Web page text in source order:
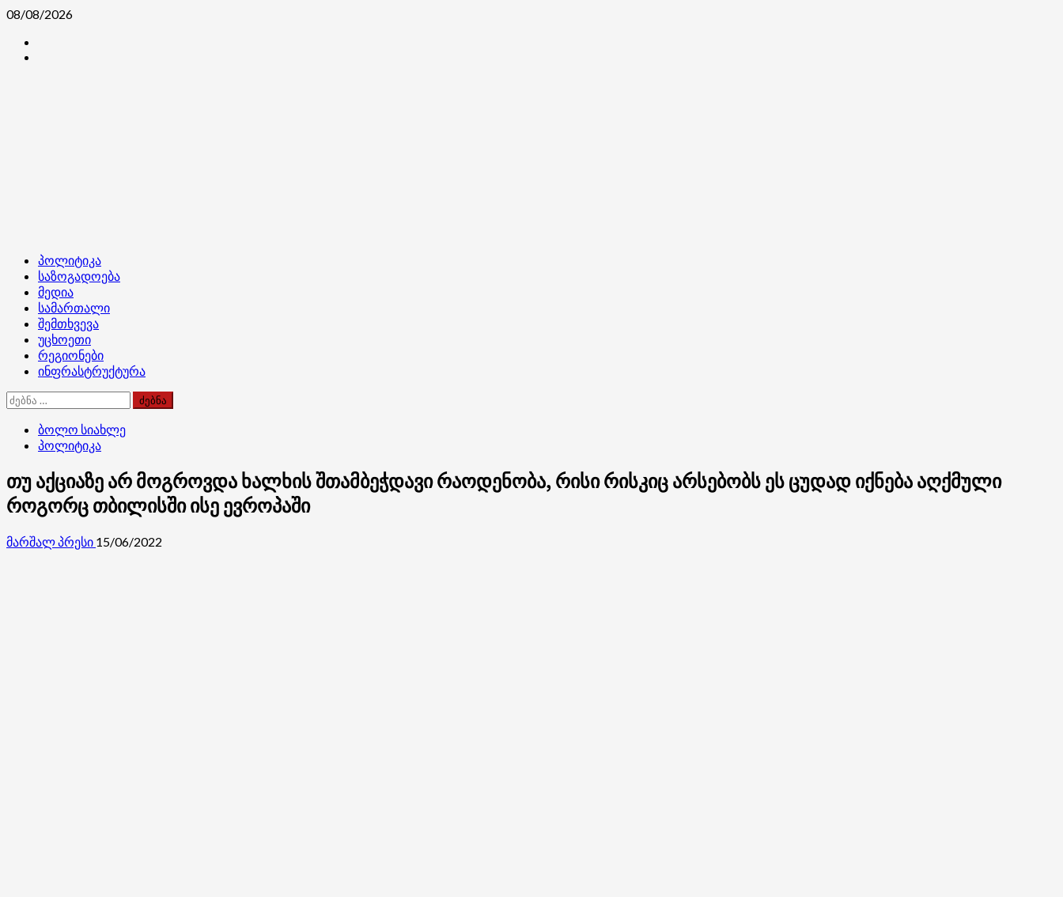
Skip
content
08/08/2026
Primary
Menu
პოლიტიკა
საზოგადოება
მედია
სამართალი
შემთხვევა
უცხოეთი
რეგიონები
ინფრასტრუქტურა
ძებნა:
ბოლო სიახლე
პოლიტიკა
თუ აქციაზე არ მოგროვდა ხალხის შთამბეჭდავი რაოდენობა, რისი რისკიც არსებობს ეს ცუდად იქნება აღქმული
როგორც თბილისში ისე ევროპაში
მარშალ პრესი 15/06/2022